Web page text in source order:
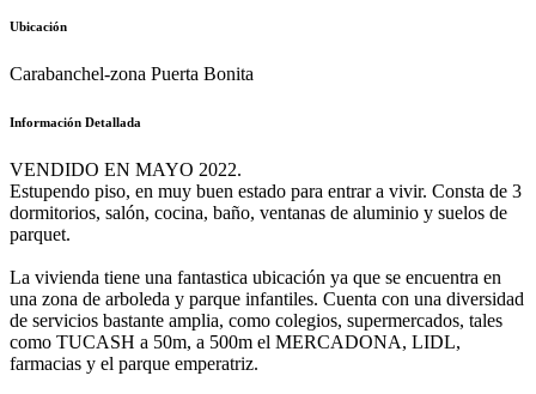
Ubicación
Carabanchel-zona Puerta Bonita
Información Detallada
VENDIDO EN MAYO 2022.
Estupendo piso, en muy buen estado para entrar a vivir. Consta de 3
dormitorios, salón, cocina, baño, ventanas de aluminio y suelos de
parquet.
La vivienda tiene una fantastica ubicación ya que se encuentra en
una zona de arboleda y parque infantiles. Cuenta con una diversidad
de servicios bastante amplia, como colegios, supermercados, tales
como TUCASH a 50m, a 500m el MERCADONA, LIDL,
farmacias y el parque emperatriz.